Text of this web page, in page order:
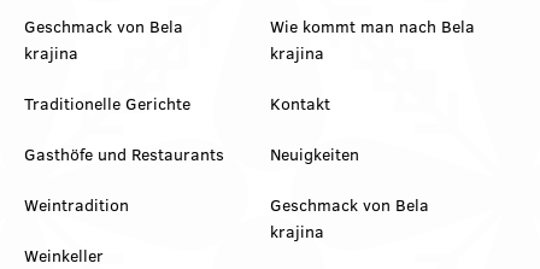
Geschmack von Bela
krajina
Traditionelle Gerichte
Gasthöfe und Restaurants
Weintradition
Weinkeller
Wie kommt man nach Bela
krajina
Kontakt
Neuigkeiten
Geschmack von Bela
krajina